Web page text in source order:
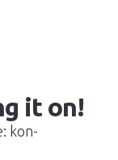
it on!
kon­